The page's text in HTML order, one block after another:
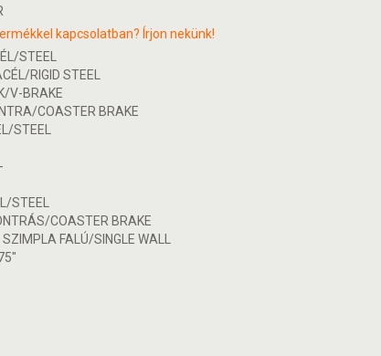
kapcsolatban? Írjon nekünk!
STEEL
RIGID STEEL
V-BRAKE
COASTER BRAKE
STEEL
STEEL
COASTER BRAKE
FALÚ/SINGLE WALL